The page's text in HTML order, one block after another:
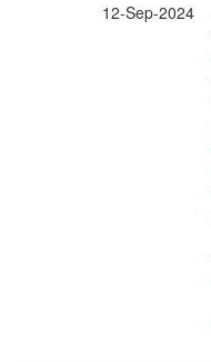
12-Sep-2024